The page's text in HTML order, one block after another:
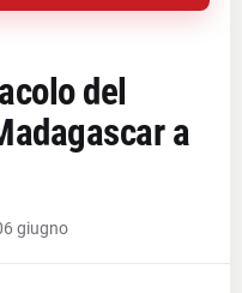
del
a
giugno